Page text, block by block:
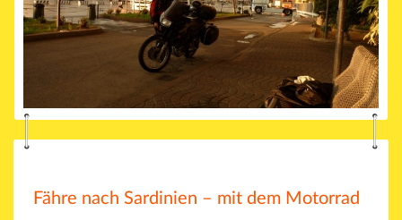
Fähre nach Sardinien – mit dem Motorrad